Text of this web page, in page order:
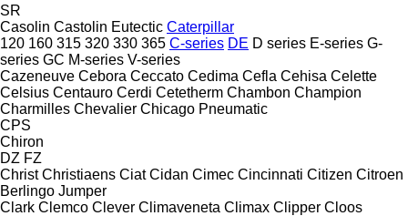
SR
Casolin Castolin Eutectic Caterpillar
120 160 315 320 330 365 C-series DE D series E-series G-
series GC M-series V-series
Cazeneuve Cebora Ceccato Cedima Cefla Cehisa Celette
Celsius Centauro Cerdi Cetetherm Chambon Champion
Charmilles Chevalier Chicago Pneumatic
CPS
Chiron
DZ FZ
Christ Christiaens Ciat Cidan Cimec Cincinnati Citizen Citroen
Berlingo Jumper
Clark Clemco Clever Climaveneta Climax Clipper Cloos